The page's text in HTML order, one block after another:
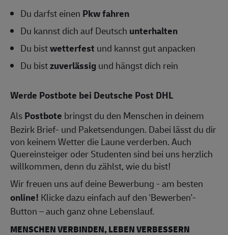
Du darfst einen Pkw fahren
Du kannst dich auf Deutsch unterhalten
Du bistwetterfest und kannst gut anpacken
Du bistzuverlässigund hängst dich rein
Werde Postbote bei Deutsche Post DHL
AlsPostbote bringst du den Menschen in deinem
Bezirk Brief- und Paketsendungen. Dabei lässt du dir
von keinem Wetter die Laune verderben. Auch
Quereinsteiger oder Studenten sind bei uns herzlich
willkommen, denn du zählst, wie du bist!
Wir freuen uns auf deine Bewerbung - am besten
online! Klicke dazu einfach auf den 'Bewerben'-
Button – auch ganz ohne Lebenslauf.
MENSCHEN VERBINDEN, LEBEN VERBESSERN